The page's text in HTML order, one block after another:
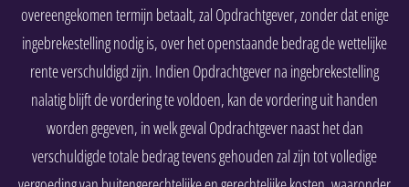
overeengekomen termijn betaalt, zal Opdrachtgever, zonder dat enige
ingebrekestelling nodig is, over het openstaande bedrag de wettelijke
rente verschuldigd zijn. Indien Opdrachtgever na ingebrekestelling
nalatig blijft de vordering te voldoen, kan de vordering uit handen
worden gegeven, in welk geval Opdrachtgever naast het dan
verschuldigde totale bedrag tevens gehouden zal zijn tot volledige